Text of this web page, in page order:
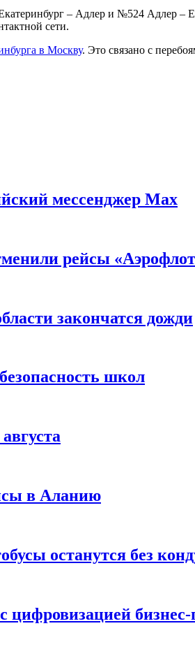
– Адлер и №524 Адлер
сети.
в Москву. Это связано с
мессенджер Max
рейсы
закончатся дожди
школ
в Аланию
останутся без
бизнес-